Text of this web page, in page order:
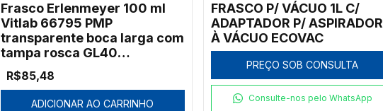
Frasco Erlenmeyer 100 ml
Vitlab 66795 PMP
transparente boca larga com
tampa rosca GL40
autoclavável
R$85,48
ADICIONAR AO CARRINHO
FRASCO P/ VÁCUO 1L C/
ADAPTADOR P/ ASPIRADOR
À VÁCUO ECOVAC
PREÇO SOB CONSULTA
Consulte-nos pelo WhatsApp